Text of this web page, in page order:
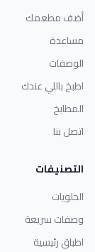
أضف مطعمك
مساعدة
الوصفات
اطبخ باللي عندك
المطابخ
اتصل بنا
التصنيفات
الحلويات
وصفات سريعة
اطباق رئيسية